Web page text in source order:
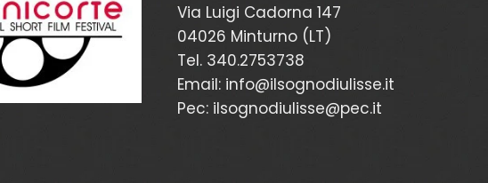
Via Luigi Cadorna 147
04026 Minturno (LT)
Tel. 340.2753738
Email: info@ilsognodiulisse.it
Pec: ilsognodiulisse@pec.it